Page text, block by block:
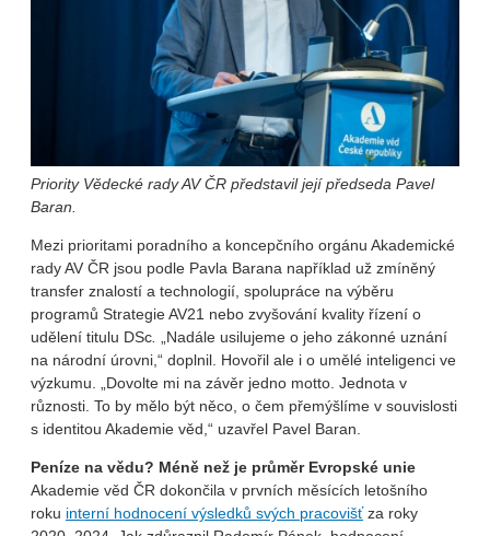
Priority Vědecké rady AV ČR představil její předseda Pavel
Baran.
Mezi prioritami poradního a koncepčního orgánu Akademické
rady AV ČR jsou podle Pavla Barana například už zmíněný
transfer znalostí a technologií, spolupráce na výběru
programů Strategie AV21 nebo zvyšování kvality řízení o
udělení titulu DSc
„Nadále usilujeme o jeho zákonné uznání
na národní úrovni,“ doplnil. Hovořil ale i o umělé inteligenci ve
výzkumu. „Dovolte mi na závěr jedno motto. Jednota v
různosti. To by mělo být něco, o čem přemýšlíme v souvislosti
s identitou Akademie věd,“ uzavřel Pavel Baran.
Peníze na vědu? Méně než je průměr Evropské unie
Akademie věd ČR dokončila v prvních měsících letošního
roku interní hodnocení výsledků svých pracovišťza roky